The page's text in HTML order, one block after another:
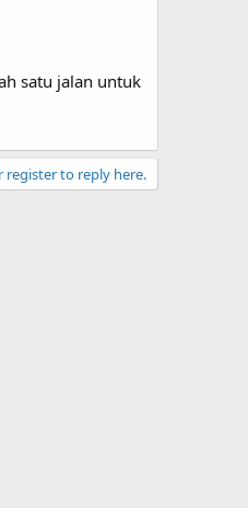
satu jalan untuk
register to reply here.